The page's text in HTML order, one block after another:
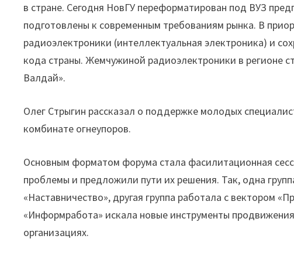
в стране. Сегодня НовГУ переформатирован под ВУЗ
подготовлены к современным требованиям рынка. В
радиоэлектроники (интеллектуальная электроника) и
кода страны. Жемчужиной радиоэлектроники в регионе
Валдай».
Олег Стрыгин рассказал о поддержке молодых
комбинате огнеупоров.
Основным форматом форума стала фасилитационная
проблемы и предложили пути их решения. Так, одна
«Наставничество», другая группа работала с вектором
«Информработа» искала новые инструменты
организациях.